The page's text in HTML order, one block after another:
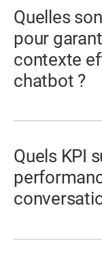
Quelles
pour
contexte
chatbot ?
Quels KPI